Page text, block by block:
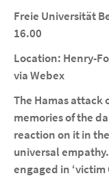
Freie Universität
16.00
Location: Henry-
via Webex
The Hamas attack
memories of the
reaction on it in
universal
engaged in